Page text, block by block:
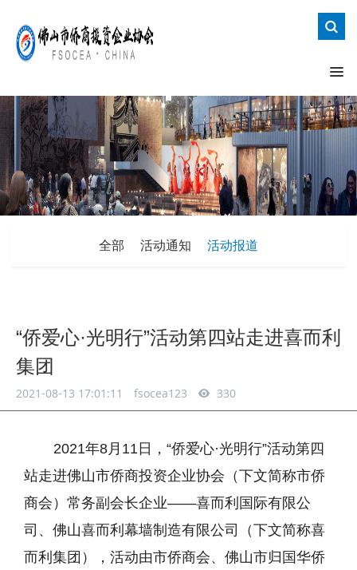
全部 活动通知 活动报道
“侨爱心·光明行”活动第四站走进喜而利
集团
2021-08-13 17:01:11 fsocea123 330
2021年8月11日，“侨爱心·光明行”活动第四
站走进佛山市侨商投资企业协会（下文简称市侨
商会）常务副会长企业——喜而利国际有限公
司、佛山喜而利幕墙制造有限公司（下文简称喜
而利集团），活动由市侨商会、佛山市归国华侨